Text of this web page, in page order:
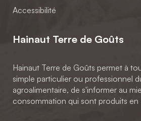
Accessibilité
Hainaut Terre de Goûts
Hainaut Terre de Goûts permet à
simple particulier ou professionnel
agroalimentaire, de s'informer au
consommation qui sont produits en